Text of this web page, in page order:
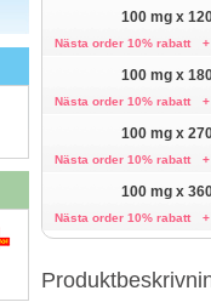
100 mg x
Nästa order 10% rabatt
100 mg x
Nästa order 10% rabatt
100 mg x
Nästa order 10% rabatt
100 mg x
Nästa order 10% rabatt